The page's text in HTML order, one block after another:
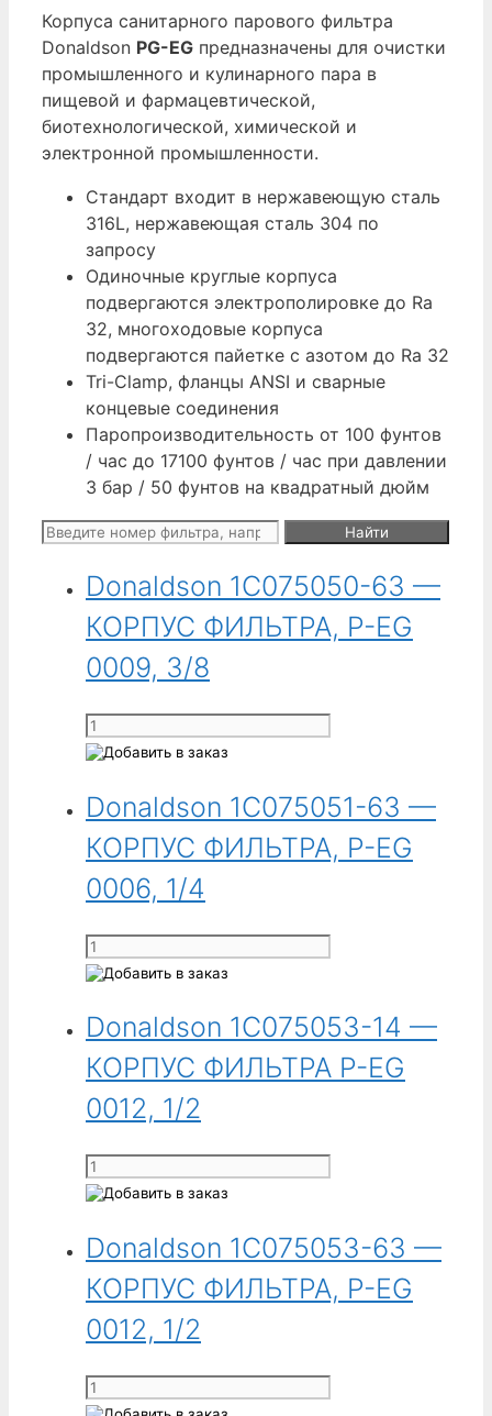
Корпуса санитарного парового фильтра
Donaldson PG-EG предназначены для очистки
промышленного и кулинарного пара в
пищевой и фармацевтической,
биотехнологической, химической и
электронной промышленности.
Стандарт входит в нержавеющую сталь
316L, нержавеющая сталь 304 по
запросу
Одиночные круглые корпуса
подвергаются электрополировке до Ra
32, многоходовые корпуса
подвергаются пайетке с азотом до Ra 32
Tri-Clamp, фланцы ANSI и сварные
концевые соединения
Паропроизводительность от 100 фунтов
/ час до 17100 фунтов / час при давлении
3 бар / 50 фунтов на квадратный дюйм
Поиск:
Donaldson 1C075050-63 —
КОРПУС ФИЛЬТРА, P-EG
0009, 3/8
Количество
товара
1C075050-
-
КОРПУС
ФИЛЬТРА,
P-
EG
0009,
3/8
Donaldson 1C075051-63 —
КОРПУС ФИЛЬТРА, P-EG
0006, 1/4
Количество
товара
1C075051-
-
КОРПУС
ФИЛЬТРА,
P-
EG
0006,
1/4
Donaldson 1C075053-14 —
КОРПУС ФИЛЬТРА P-EG
0012, 1/2
Количество
товара
1C075053-
-
КОРПУС
ФИЛЬТРА
P-
EG
Donaldson 1C075053-63 —
КОРПУС ФИЛЬТРА, P-EG
0012, 1/2
Количество
товара